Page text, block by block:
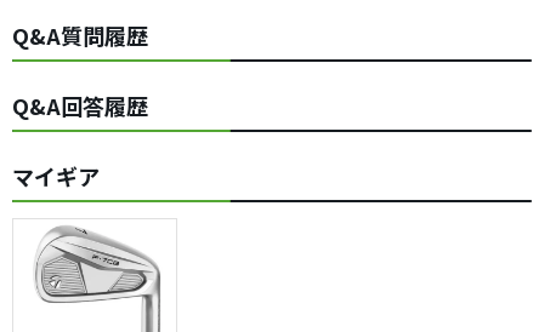
Q&A質問履歴
Q&A回答履歴
マイギア